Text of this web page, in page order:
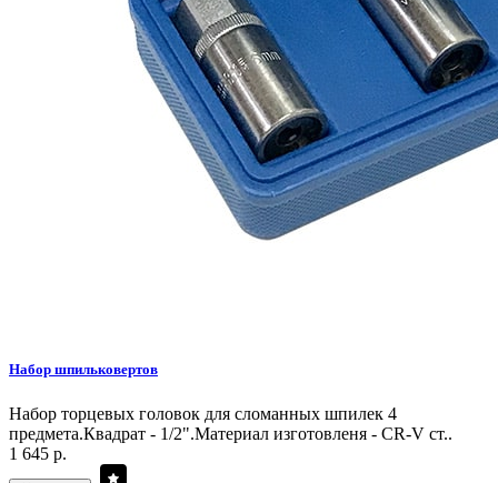
Набор шпильковертов
Набор торцевых головок для сломанных шпилек 4
предмета.Квадрат - 1/2".Материал изготовленя - CR-V ст..
1 645 р.